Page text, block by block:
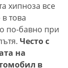
хипноза все
това
по-бавно при
Често с
на
в